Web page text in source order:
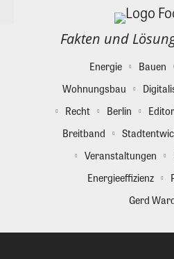
Fakten und
Energie Bauen
Wohnungsbau
Recht
Berlin
Breitband
Veranstaltungen
Energieeffizienz
Gerd